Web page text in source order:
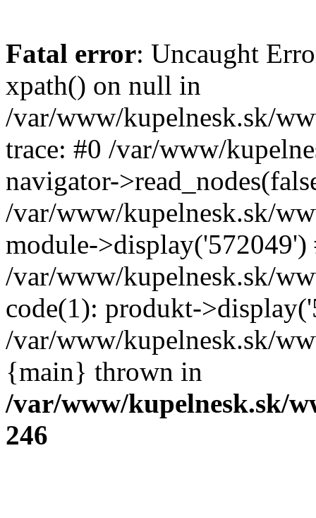
Fatal error: Uncaught
xpath() on null in
/var/www/kupelnesk.sk/
trace: #0 /var/www/
navigator-
/var/www/kupelnesk.sk/
module->display('572049')
/var/www/kupelnesk.sk/
code(1): produkt-
/var/www/kupelnesk.sk/
{main} thrown in
/var/www/kupelnesk.sk/
246